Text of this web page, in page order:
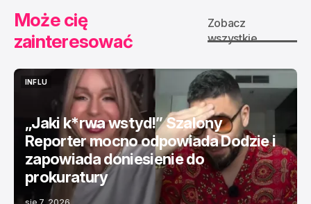
Może cię
zainteresować
Zobacz
wszystkie
INFLU
„Jaki k*rwa wstyd!” Szalony
Reporter mocno odpowiada Dodzie i
zapowiada doniesienie do
prokuratury